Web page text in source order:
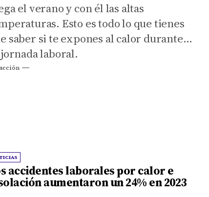
el verano y con él las altas
Esto es todo lo que tienes
saber si te expones al calor durante
laboral.
accidentes laborales por calor e
aumentaron un 24% en 2023